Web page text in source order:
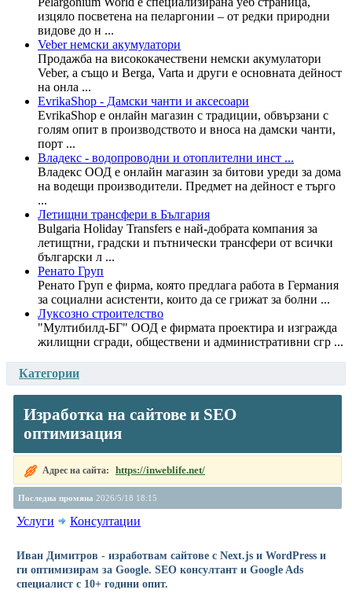
изцяло посветена на пеларгонии – от редки природни
видове до н ...
Veber немски акумулатори
Продажба на висококачествени немски акумулатори
Veber, а също и Berga, Varta и други е основната дейност
на онла ...
EvrikaShop - Дамски чанти и аксесоари
EvrikaShop е онлайн магазин с традиции, обвързани с
голям опит в производството и вноса на дамски чанти,
порт ...
Владекс - водопроводни и отоплителни инст ...
Владекс ООД е онлайн магазин за битови уреди за дома
на водещи производители. Предмет на дейност е търго
...
Летищни трансфери в България
Bulgaria Holiday Transfers е най-добрата компания за
летищтни, градски и пътнически трансфери от всички
български л ...
Ренато Груп
Ренато Груп е фирма, която предлага работа в Германия
за социални асистенти, които да се грижат за болни ...
Луксозно строителство
"Мултибилд-БГ" ООД е фирмата проектира и изгражда
жилищни сгради, обществени и административни сгр ...
Категории
Изработка на сайтове и SEO
оптимизация
Адрес на сайта: https://inweblife.net/
Последна промяна 2026/5/18 18:15
Услуги Консултации
Иван Димитров - изработвам сайтове с Next.js и WordPress и
ги оптимизирам за Google. SEO консултант и Google Ads
специалист с 10+ години опит.